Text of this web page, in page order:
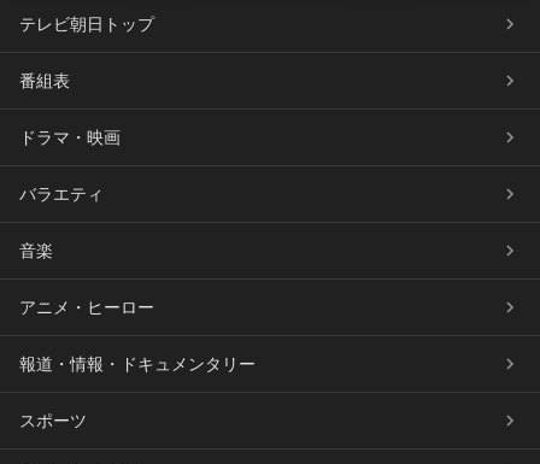
テレビ朝日トップ
番組表
ドラマ・映画
バラエティ
音楽
アニメ・ヒーロー
報道・情報・ドキュメンタリー
スポーツ